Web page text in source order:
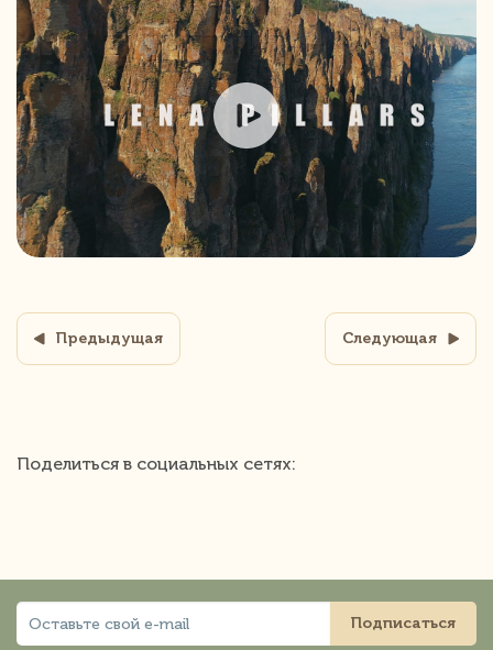
Предыдущая Следующая
Поделиться в социальных сетях:
Подписаться